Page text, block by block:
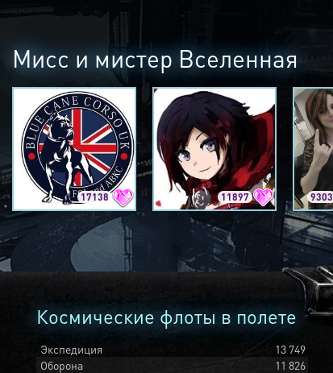
Мисс и мистер Вселенная
17138 11897 9303
Космические флоты в полете
Экспедиция
13 749
Оборона
11 826